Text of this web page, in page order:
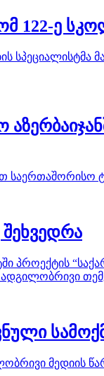
122-ე
სპეციალისტმა
პროექტის
მედიის